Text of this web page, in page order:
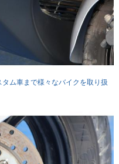
ム車まで様々なバイクを取り扱